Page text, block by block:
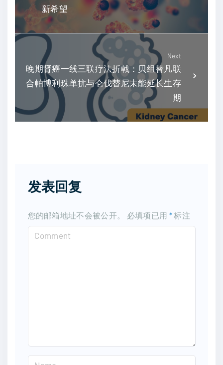
新希望
Next
晚期肾癌一线三联疗法折戟：贝组替凡联
合帕博利珠单抗与仑伐替尼未能延长生存
期
发表回复
您的邮箱地址不会被公开。 必填项已用 *标注